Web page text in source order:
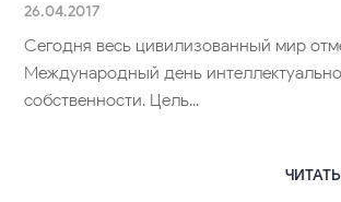
26.04.2017
Сегодня весь цивилизованный мир
Международный день
собственности. Цель...